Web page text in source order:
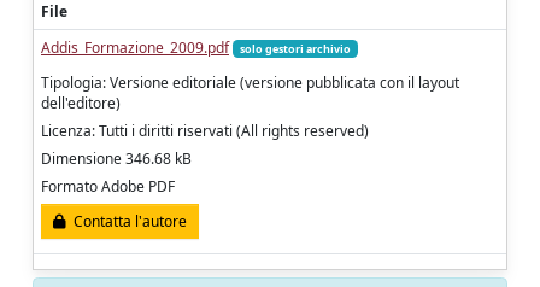
File
Addis_Formazione_2009.pdf
solo gestori archivio
Tipologia: Versione editoriale (versione pubblicata con il layout
dell'editore)
Licenza: Tutti i diritti riservati (All rights reserved)
Dimensione 346.68 kB
Formato Adobe PDF
Contatta l'autore